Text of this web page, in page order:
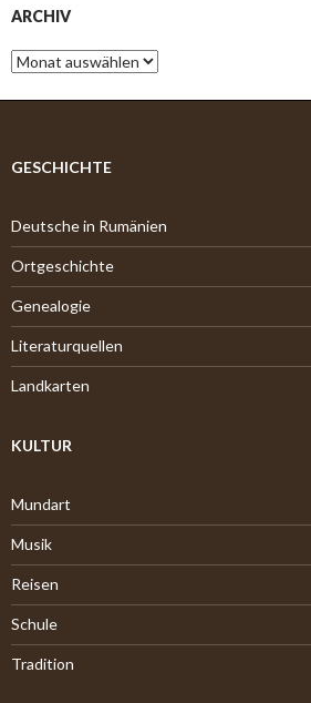
ARCHIV
A
r
c
v
GESCHICHTE
Deutsche in Rumänien
Ortgeschichte
Genealogie
Literaturquellen
Landkarten
KULTUR
Mundart
Musik
Reisen
Schule
Tradition